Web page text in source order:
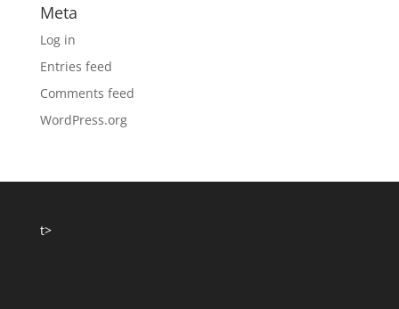
Meta
Log in
Entries feed
Comments feed
WordPress.org
t>